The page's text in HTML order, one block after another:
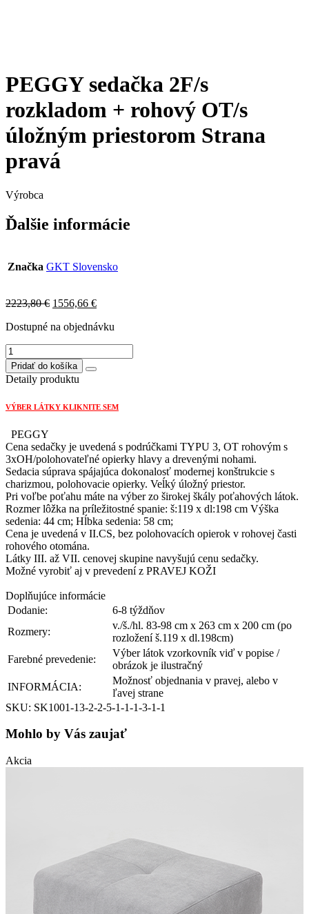
PEGGY sedačka 2F/s
rozkladom + rohový OT/s
úložným priestorom Strana
pravá
Výrobca
Ďalšie informácie
Značka GKT Slovensko
2223,80€ Original
was:
1556,66 €Current
is:
Dostupné na objednávku
množstvo
PEGGY
sedačka
2F/s
+
OT/s
úložným
priestorom
Strana
pravá
Pridať do košíka
Detaily produktu
VÝBER LÁTKY KLIKNITE SEM
PEGGY
Cena sedačky je uvedená s podrúčkami TYPU 3, OT rohovým s
3xOH/polohovateľné opierky hlavy a drevenými nohami.
Sedacia súprava spájajúca dokonalosť modernej konštrukcie s
charizmou, polohovacie opierky. Veĺký úložný priestor.
Pri voľbe poťahu máte na výber zo širokej škály poťahových látok.
Rozmer lôžka na príležitostné spanie: š:119 x dl:198 cm Výška
sedenia: 44 cm; Hĺbka sedenia: 58 cm;
Cena je uvedená v II.CS, bez polohovacích opierok v rohovej časti
rohového otomána.
Látky III. až VII. cenovej skupine navyšujú cenu sedačky.
Možné vyrobiť aj v prevedení z PRAVEJ KOŽI
Doplňujúce informácie
Dodanie:
6-8 týždňov
Rozmery:
v./š./hl. 83-98 cm x 263 cm x 200 cm (po
rozložení š.119 x dl.198cm)
Farebné prevedenie:
Výber látok vzorkovník viď v popise /
obrázok je ilustračný
INFORMÁCIA:
Možnosť objednania v pravej, alebo v
ľavej strane
SKU: SK1001-13-2-2-5-1-1-1-3-1-1
Mohlo by Vás zaujať
Akcia